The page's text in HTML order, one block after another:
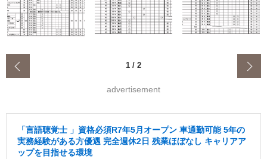
1 / 2
advertisement
「言語聴覚士 」資格必須R7年5月オープン 車通勤可能 5年の
実務経験がある方優遇 完全週休2日 残業ほぼなし キャリアア
ップを目指せる環境